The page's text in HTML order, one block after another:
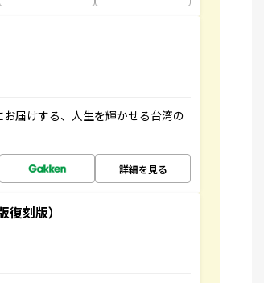
届けする、人生を輝かせる台湾の
詳細を見る
刻版）